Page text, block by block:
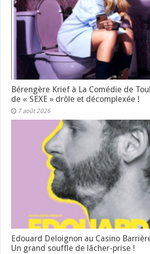
Bérengère Krief à La Comédie de
de « SEXE » drôle et décomplexée !
7 août 2026
Edouard Deloignon au Casino
Un grand souffle de lâcher-prise !